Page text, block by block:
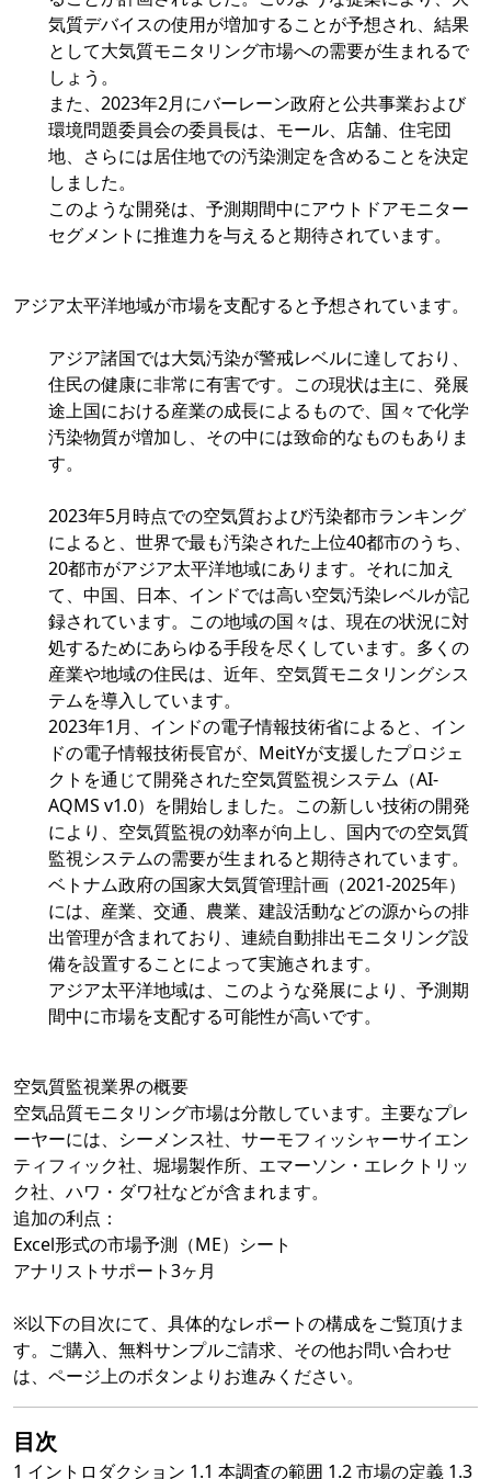
気質デバイスの使用が増加することが予想され、結果
として大気質モニタリング市場への需要が生まれるで
しょう。
また、2023年2月にバーレーン政府と公共事業および
環境問題委員会の委員長は、モール、店舗、住宅団
地、さらには居住地での汚染測定を含めることを決定
しました。
このような開発は、予測期間中にアウトドアモニター
セグメントに推進力を与えると期待されています。
アジア太平洋地域が市場を支配すると予想されています。
アジア諸国では大気汚染が警戒レベルに達しており、
住民の健康に非常に有害です。この現状は主に、発展
途上国における産業の成長によるもので、国々で化学
汚染物質が増加し、その中には致命的なものもありま
す。
2023年5月時点での空気質および汚染都市ランキング
によると、世界で最も汚染された上位40都市のうち、
20都市がアジア太平洋地域にあります。それに加え
て、中国、日本、インドでは高い空気汚染レベルが記
録されています。この地域の国々は、現在の状況に対
処するためにあらゆる手段を尽くしています。多くの
産業や地域の住民は、近年、空気質モニタリングシス
テムを導入しています。
2023年1月、インドの電子情報技術省によると、イン
ドの電子情報技術長官が、MeitYが支援したプロジェ
クトを通じて開発された空気質監視システム（AI-
AQMS v1.0）を開始しました。この新しい技術の開発
により、空気質監視の効率が向上し、国内での空気質
監視システムの需要が生まれると期待されています。
ベトナム政府の国家大気質管理計画（2021-2025年）
には、産業、交通、農業、建設活動などの源からの排
出管理が含まれており、連続自動排出モニタリング設
備を設置することによって実施されます。
アジア太平洋地域は、このような発展により、予測期
間中に市場を支配する可能性が高いです。
空気質監視業界の概要
空気品質モニタリング市場は分散しています。主要なプレ
ーヤーには、シーメンス社、サーモフィッシャーサイエン
ティフィック社、堀場製作所、エマーソン・エレクトリッ
ク社、ハワ・ダワ社などが含まれます。
追加の利点：
Excel形式の市場予測（ME）シート
アナリストサポート3ヶ月
※以下の目次にて、具体的なレポートの構成をご覧頂けま
す。ご購入、無料サンプルご請求、その他お問い合わせ
は、ページ上のボタンよりお進みください。
目次
1 イントロダクション 1.1 本調査の範囲 1.2 市場の定義 1.3